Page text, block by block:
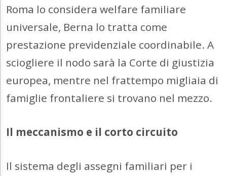
Roma lo considera welfare familiare
universale, Berna lo tratta come
prestazione previdenziale coordinabile. A
sciogliere il nodo sarà la Corte di giustizia
europea, mentre nel frattempo migliaia di
famiglie frontaliere si trovano nel mezzo.
Il meccanismo e il corto circuito
Il sistema degli assegni familiari per i